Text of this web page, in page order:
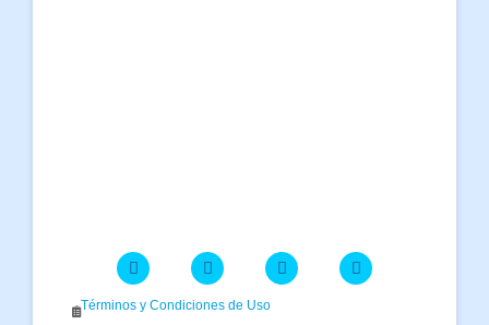
Términos y Condiciones de Uso